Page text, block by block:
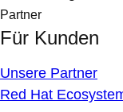
Partner
Für Kunden
Unsere Partner
Red Hat